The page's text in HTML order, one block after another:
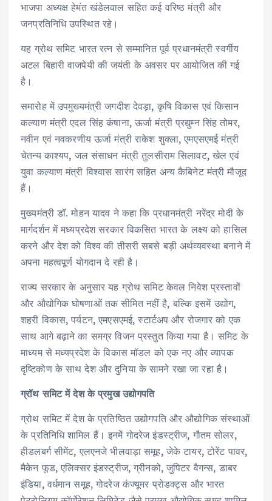
भाजपा अध्यक्ष हेमंत खंडेलवाल सहित कई वरिष्ठ मंत्री और
जनप्रतिनिधि उपस्थित रहे।
यह ग्रोथ समिट भारत रत्न से सम्मानित पूर्व प्रधानमंत्री स्वर्गीय
अटल बिहारी वाजपेयी की जयंती के अवसर पर आयोजित की गई
है।
समारोह में उपमुख्यमंत्री जगदीश देवड़ा, कृषि विकास एवं किसान
कल्याण मंत्री एदल सिंह कंषाना, ऊर्जा मंत्री प्रद्युम्न सिंह तोमर,
नवीन एवं नवकरणीय ऊर्जा मंत्री राकेश शुक्ला, एमएसएमई मंत्री
चेतन्य काश्यप, जल संसाधन मंत्री तुलसीराम सिलावट, खेल एवं
युवा कल्याण मंत्री विश्वास सारंग सहित अन्य कैबिनेट मंत्री मौजूद
हैं।
मुख्यमंत्री डॉ. मोहन यादव ने कहा कि प्रधानमंत्री नरेंद्र मोदी के
मार्गदर्शन में मध्यप्रदेश सरकार विकसित भारत के लक्ष्य को हासिल
करने और देश को विश्व की तीसरी सबसे बड़ी अर्थव्यवस्था बनाने में
अपना महत्वपूर्ण योगदान दे रही है।
राज्य सरकार के अनुसार यह ग्रोथ समिट केवल निवेश प्रस्तावों
और औद्योगिक घोषणाओं तक सीमित नहीं है, बल्कि इसमें उद्योग,
शहरी विकास, पर्यटन, एमएसएमई, स्टार्टअप और रोजगार को एक
साथ आगे बढ़ाने का समग्र विजन प्रस्तुत किया गया है। समिट के
माध्यम से मध्यप्रदेश के विकास मॉडल को एक नए और व्यापक
दृष्टिकोण के साथ देश और दुनिया के सामने रखा जा रहा है।
ग्रॉथ समिट में देश के प्रमुख उद्योगपति
ग्रोथ समिट में देश के प्रतिष्ठित उद्योगपति और औद्योगिक संस्थाओं
के प्रतिनिधि शामिल हैं। इनमें गोदरेज इंडस्ट्रीज, गौतम सोलर,
हीडलबर्ग सीमेंट, एलएनजे भीलवाड़ा समूह, जेके टायर, टोरेंट पावर,
मैकेन फूड, एलिक्सर इंडस्ट्रीज, ग्रीनको, जुपिटर वैगन्स, डाबर
इंडिया, वर्धमान समूह, गोदरेज कंज्यूमर प्रोडक्ट्स और भारत